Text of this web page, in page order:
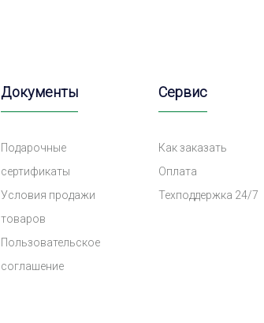
Документы
Подарочные
сертификаты
Условия продажи
товаров
Пользовательское
соглашение
Сервис
Как заказать
Оплата
Техподдержка 24/7